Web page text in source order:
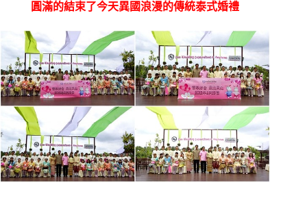
圓滿的結束了今天異國浪漫的傳統泰式婚禮